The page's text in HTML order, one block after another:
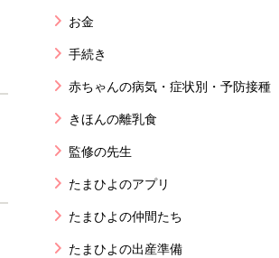
お金
手続き
赤ちゃんの病気・症状別・予防接種
きほんの離乳食
監修の先生
たまひよのアプリ
たまひよの仲間たち
たまひよの出産準備